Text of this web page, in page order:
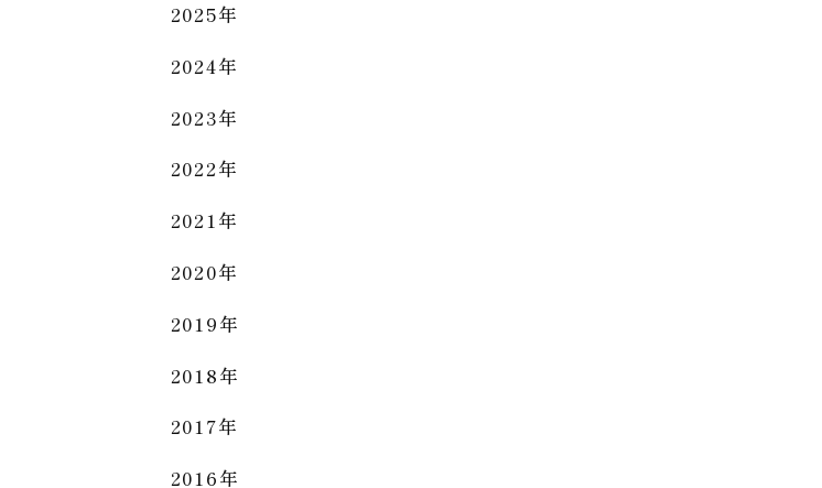
2025年
2024年
2023年
2022年
2021年
2020年
2019年
2018年
2017年
2016年